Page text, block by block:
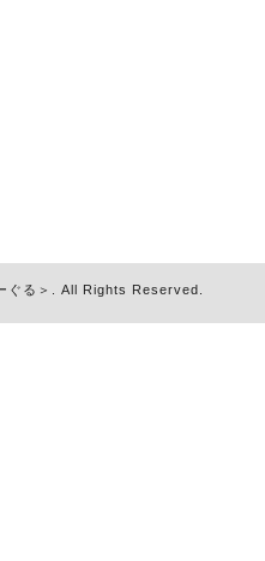
ぐる＞ . All Rights Reserved.